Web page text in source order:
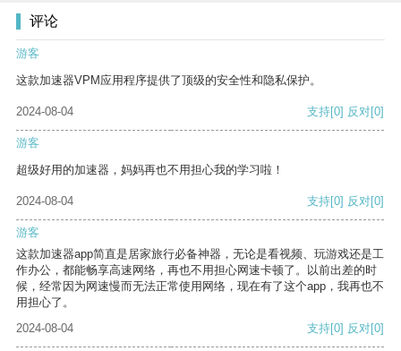
评论
游客
这款加速器VPM应用程序提供了顶级的安全性和隐私保护。
2024-08-04 支持[0] 反对[0]
游客
超级好用的加速器，妈妈再也不用担心我的学习啦！
2024-08-04 支持[0] 反对[0]
游客
这款加速器app简直是居家旅行必备神器，无论是看视频、玩游戏还是工
作办公，都能畅享高速网络，再也不用担心网速卡顿了。以前出差的时
候，经常因为网速慢而无法正常使用网络，现在有了这个app，我再也不
用担心了。
2024-08-04
支持[0] 反对[0]